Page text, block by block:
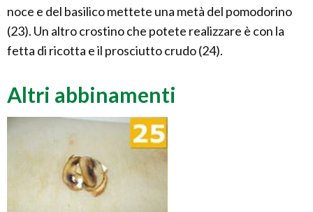
noce e del basilico mettete una metà del pomodorino
(23). Un altro crostino che potete realizzare è con la
fetta di ricotta e il prosciutto crudo (24).
Altri abbinamenti